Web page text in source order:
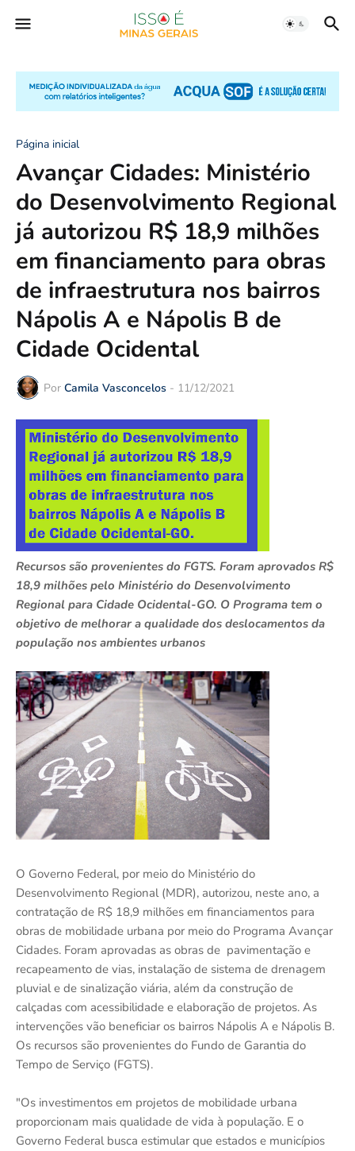
Página inicial
Avançar Cidades: Ministério
do Desenvolvimento Regional
já autorizou R$ 18,9 milhões
em financiamento para obras
de infraestrutura nos bairros
Nápolis A e Nápolis B de
Cidade Ocidental
Por Camila Vasconcelos - 11/12/2021
Recursos são provenientes do FGTS. Foram aprovados R$
18,9 milhões pelo Ministério do Desenvolvimento
Regional para Cidade Ocidental-GO. O Programa tem o
objetivo de melhorar a qualidade dos deslocamentos da
população nos ambientes urbanos
O Governo Federal, por meio do Ministério do
Desenvolvimento Regional (MDR), autorizou, neste ano, a
contratação de R$ 18,9 milhões em financiamentos para
obras de mobilidade urbana por meio do Programa Avançar
Cidades. Foram aprovadas as obras de pavimentação e
recapeamento de vias, instalação de sistema de drenagem
pluvial e de sinalização viária, além da construção de
calçadas com acessibilidade e elaboração de projetos. As
intervenções vão beneficiar os bairros Nápolis A e Nápolis B.
Os recursos são provenientes do Fundo de Garantia do
Tempo de Serviço (FGTS).
"Os investimentos em projetos de mobilidade urbana
proporcionam mais qualidade de vida à população. E o
Governo Federal busca estimular que estados e municípios